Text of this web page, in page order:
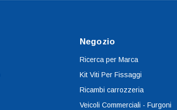
Negozio
Ricerca per Marca
Kit Viti Per Fissaggi
Ricambi carrozzeria
Veicoli Commerciali - Furgoni